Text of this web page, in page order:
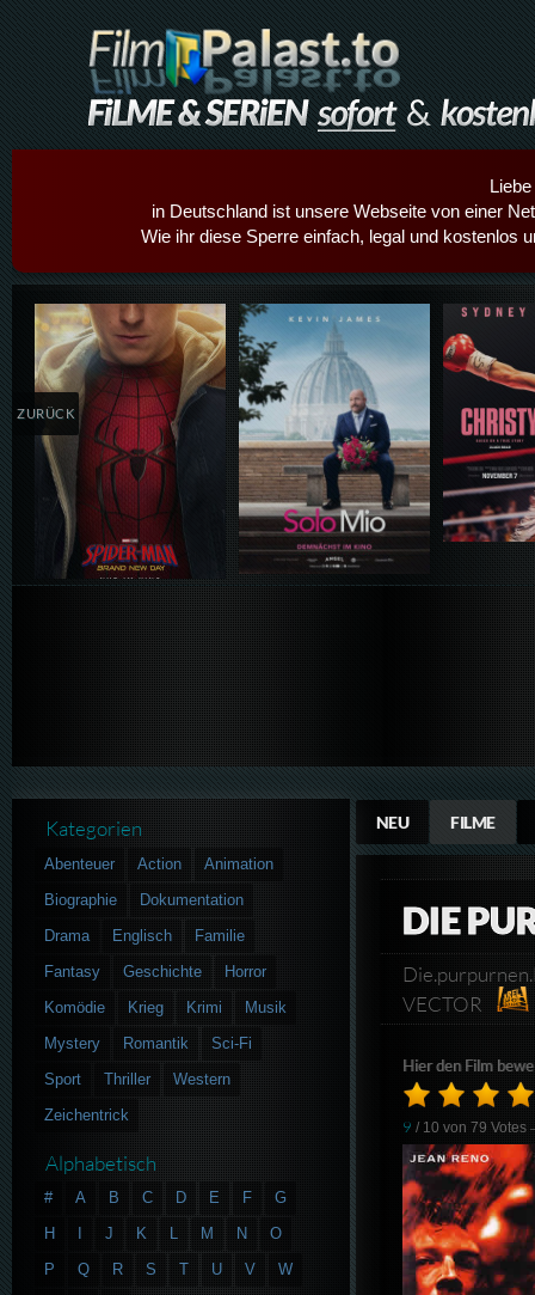
in Deutschland ist unsere Webseite von einer
Wie ihr diese Sperre einfach, legal und kostenlos
Details,Play Details,Play
ZURÜCK
NEU FILME
DIE
VECTOR
Hier den Film
9 / 10 von79 Votes
Kategorien
Abenteuer Action
Animation
Biographie
Dokumentation
Drama
Englisch
Familie
Fantasy
Geschichte
Horror
Komödie
Krieg Krimi
Musik
Mystery
Romantik
Sci-Fi
Sport
Thriller
Western
Zeichentrick
Alphabetisch
# A B C D E F
G
H
J K L M N
O
P
Q R S T U V
W